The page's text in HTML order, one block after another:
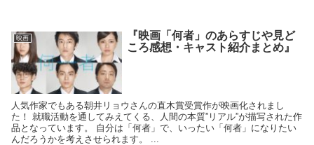
映画
『映画「何者」のあらすじや見ど
ころ感想・キャスト紹介まとめ』
人気作家でもある朝井リョウさんの直木賞受賞作が映画化されまし
た！ 就職活動を通してみえてくる、人間の本質”リアル”が描写された作
品となっています。 自分は「何者」で、いったい「何者」になりたい
んだろうかを考えさせられます。 ...